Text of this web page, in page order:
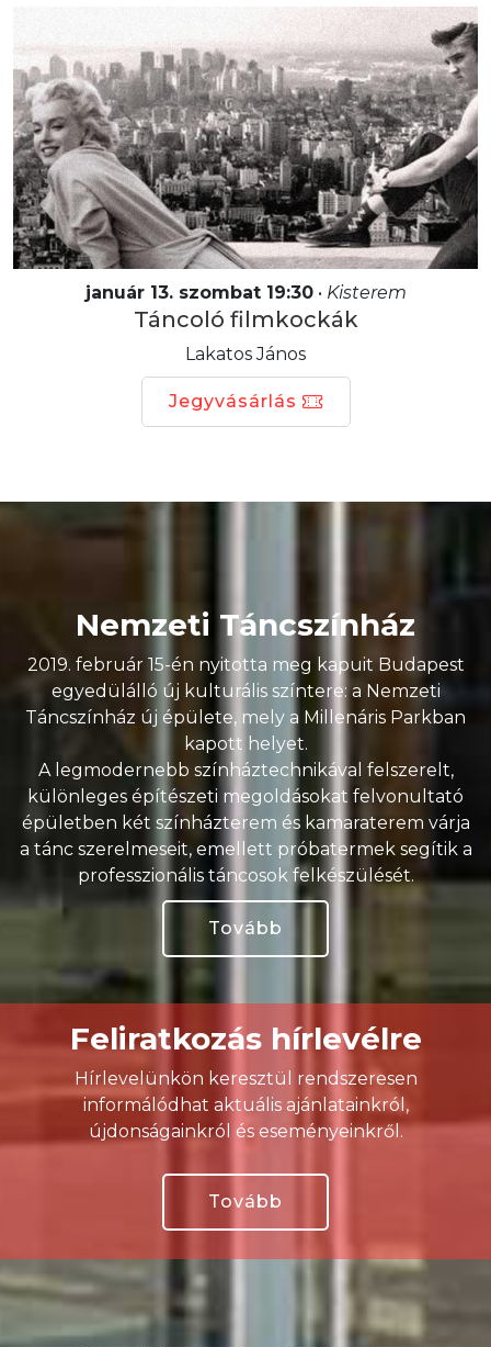
január 13. szombat 19:30• Kisterem
Táncoló filmkockák
Lakatos János
Jegyvásárlás
Nemzeti Táncszínház
2019. február 15-én nyitotta meg kapuit Budapest
egyedülálló új kulturális színtere: a Nemzeti
Táncszínház új épülete, mely a Millenáris Parkban
kapott helyet.
A legmodernebb színháztechnikával felszerelt,
különleges építészeti megoldásokat felvonultató
épületben két színházterem és kamaraterem várja
a tánc szerelmeseit, emellett próbatermek segítik a
professzionális táncosok felkészülését.
Tovább
Feliratkozás hírlevélre
Hírlevelünkön keresztül rendszeresen
informálódhat aktuális ajánlatainkról,
újdonságainkról és eseményeinkről.
Tovább